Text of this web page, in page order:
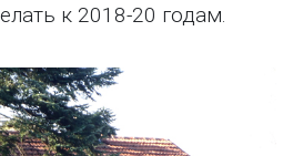
к 2018-20 годам.